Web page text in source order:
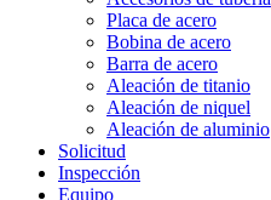
Placa de acero
Bobina de acero
Barra de acero
Aleación de titanio
Aleación de niquel
Aleación de aluminio
Solicitud
Inspección
Equipo